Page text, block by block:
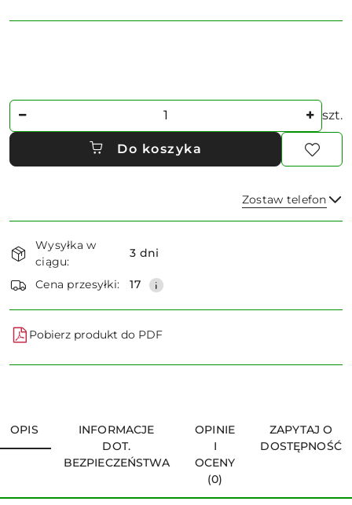
Ilość szt.
Do koszyka
Zostaw telefon
Dostępność
i
dostawa
Wysyłka w
ciągu:
3 dni
Cena przesyłki: 17
Pobierz produkt do PDF
OPIS
INFORMACJE
DOT.
BEZPIECZEŃSTWA
OPINIE
I
OCENY
(0)
ZAPYTAJ O
DOSTĘPNOŚĆ